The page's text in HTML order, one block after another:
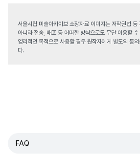
서울시립 미술아카이브 소장자료 이미지는 저작권법 등
아니라 전송, 배포 등 어떠한 방식으로도 무단 이용할 수
영리적인 목적으로 사용할 경우 원작자에게 별도의 동
다.
FAQ